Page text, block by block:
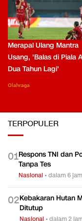
Merapal Ulang Mantra
Usang, 'Balas di Piala
Dua Tahun Lagi'
Olahraga
TERPOPULER
01Respons TNI dan
Tanpa Tes
Nasional •dalam 6 jam
02Kebakaran Hutan
Ditutup
Nasional •dalam 2